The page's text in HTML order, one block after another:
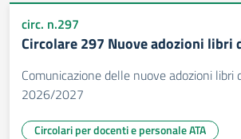
circ. n.297
Circolare 297 Nuove adozioni libri
Comunicazione delle nuove adozioni libri
2026/2027
Circolari per docenti e personale ATA